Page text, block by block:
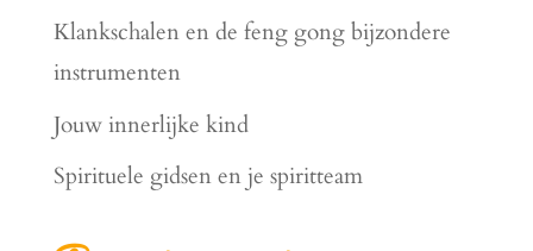
Klankschalen en de feng gong bijzondere
instrumenten
Jouw innerlijke kind
Spirituele gidsen en je spiritteam